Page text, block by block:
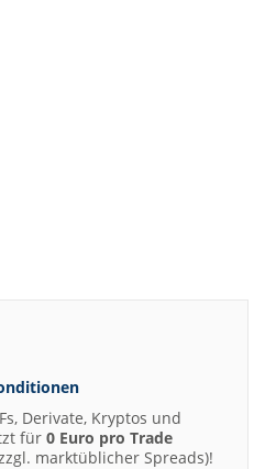
Derivate, Kryptos und
für 0 Euro pro Trade
marktüblicher Spreads)!